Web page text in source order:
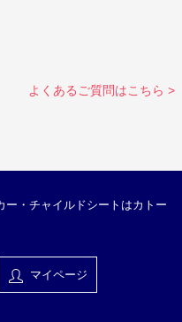
よくあるご質問はこちら >
・チャイルドシートはカトー
マイページ